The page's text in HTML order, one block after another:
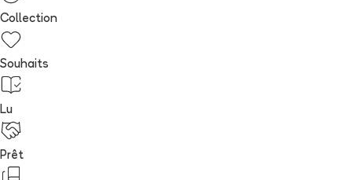
Collection
Souhaits
Lu
Prêt